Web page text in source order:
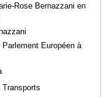
Rose Bernazzani en
Européen à